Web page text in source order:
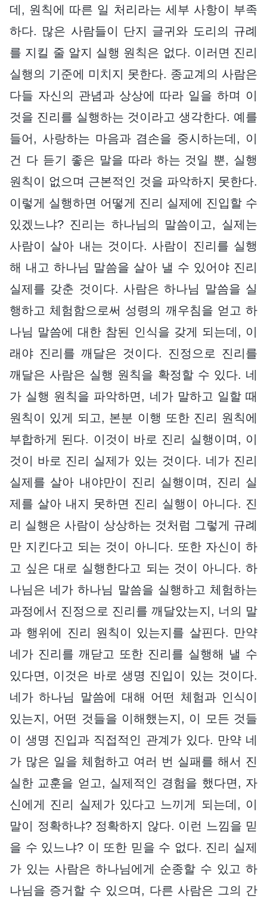
데, 원칙에 따른 일 처리라는 세부 사항이 부족
하다. 많은 사람들이 단지 글귀와 도리의 규례
를 지킬 줄 알지 실행 원칙은 없다. 이러면 진리
실행의 기준에 미치지 못한다. 종교계의 사람은
다들 자신의 관념과 상상에 따라 일을 하며 이
것을 진리를 실행하는 것이라고 생각한다. 예를
들어, 사랑하는 마음과 겸손을 중시하는데, 이
건 다 듣기 좋은 말을 따라 하는 것일 뿐, 실행
원칙이 없으며 근본적인 것을 파악하지 못한다.
이렇게 실행하면 어떻게 진리 실제에 진입할 수
있겠느냐? 진리는 하나님의 말씀이고, 실제는
사람이 살아 내는 것이다. 사람이 진리를 실행
해 내고 하나님 말씀을 살아 낼 수 있어야 진리
실제를 갖춘 것이다. 사람은 하나님 말씀을 실
행하고 체험함으로써 성령의 깨우침을 얻고 하
나님 말씀에 대한 참된 인식을 갖게 되는데, 이
래야 진리를 깨달은 것이다. 진정으로 진리를
깨달은 사람은 실행 원칙을 확정할 수 있다. 네
가 실행 원칙을 파악하면, 네가 말하고 일할 때
원칙이 있게 되고, 본분 이행 또한 진리 원칙에
부합하게 된다. 이것이 바로 진리 실행이며, 이
것이 바로 진리 실제가 있는 것이다. 네가 진리
실제를 살아 내야만이 진리 실행이며, 진리 실
제를 살아 내지 못하면 진리 실행이 아니다. 진
리 실행은 사람이 상상하는 것처럼 그렇게 규례
만 지킨다고 되는 것이 아니다. 또한 자신이 하
고 싶은 대로 실행한다고 되는 것이 아니다. 하
나님은 네가 하나님 말씀을 실행하고 체험하는
과정에서 진정으로 진리를 깨달았는지, 너의 말
과 행위에 진리 원칙이 있는지를 살핀다. 만약
네가 진리를 깨닫고 또한 진리를 실행해 낼 수
있다면, 이것은 바로 생명 진입이 있는 것이다.
네가 하나님 말씀에 대해 어떤 체험과 인식이
있는지, 어떤 것들을 이해했는지, 이 모든 것들
이 생명 진입과 직접적인 관계가 있다. 만약 네
가 많은 일을 체험하고 여러 번 실패를 해서 진
실한 교훈을 얻고, 실제적인 경험을 했다면, 자
신에게 진리 실제가 있다고 느끼게 되는데, 이
말이 정확하냐? 정확하지 않다. 이런 느낌을 믿
을 수 있느냐? 이 또한 믿을 수 없다. 진리 실제
가 있는 사람은 하나님에게 순종할 수 있고 하
나님을 증거할 수 있으며, 다른 사람은 그의 간